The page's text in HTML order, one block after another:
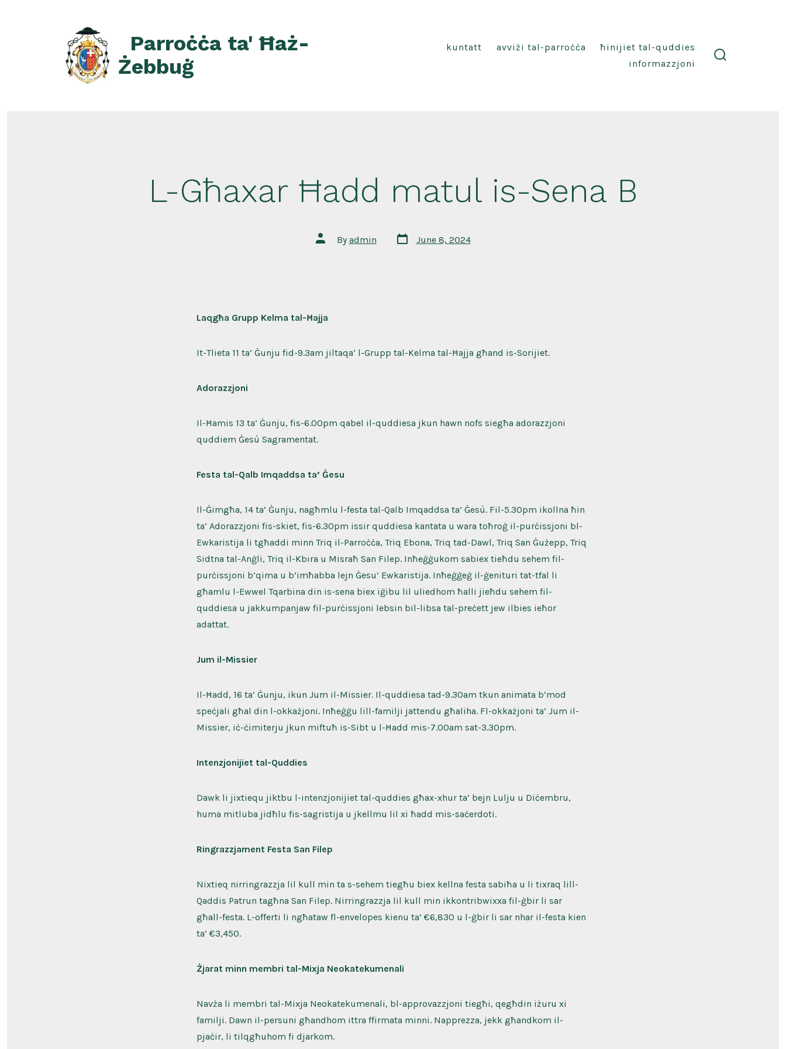
Parroċċa ta' Ħaż-
Żebbuġ
kuntatt avviżi tal-parroċċa
ħinijiet tal-quddies
informazzjoni
L-Għaxar Ħadd matul is-Sena B
Post
author
Byadmin
Post
date
June 8, 2024
Laqgħa Grupp Kelma tal-Ħajja
It-Tlieta 11 ta’ Ġunju fid-9.3am jiltaqa’ l-Grupp tal-Kelma tal-Ħajja għand is-Sorijiet.
Adorazzjoni
Il-Ħamis 13 ta’ Ġunju, fis-6.00pm qabel il-quddiesa jkun hawn nofs siegħa adorazzjoni
quddiem Ġesù Sagramentat.
Festa tal-Qalb Imqaddsa ta’ Ġesu
Il-Ġimgħa, 14 ta’ Ġunju, nagħmlu l-festa tal-Qalb Imqaddsa ta’ Ġesù. Fil-5.30pm ikollna ħin
ta’ Adorazzjoni fis-skiet, fis-6.30pm issir quddiesa kantata u wara toħroġ il-purċissjoni bl-
Ewkaristija li tgħaddi minn Triq il-Parroċċa, Triq Ebona, Triq tad-Dawl, Triq San Ġużepp, Triq
Sidtna tal-Anġli, Triq il-Kbira u Misraħ San Filep. Inħeġġukom sabiex tieħdu sehem fil-
purċissjoni b’qima u b’imħabba lejn Ġesu’ Ewkaristija. Inħeġġeġ il-ġenituri tat-tfal li
għamlu l-Ewwel Tqarbina din is-sena biex iġibu lil uliedhom ħalli jieħdu sehem fil-
quddiesa u jakkumpanjaw fil-purċissjoni lebsin bil-libsa tal-preċett jew ilbies ieħor
adattat.
Jum il-Missier
Il-Ħadd, 16 ta’ Ġunju, ikun Jum il-Missier. Il-quddiesa tad-9.30am tkun animata b’mod
speċjali għal din l-okkażjoni. Inħeġġu lill-familji jattendu għaliha. Fl-okkażjoni ta’ Jum il-
Missier, iċ-ċimiterju jkun miftuħ is-Sibt u l-Ħadd mis-7.00am sat-3.30pm.
Intenzjonijiet tal-Quddies
Dawk li jixtiequ jiktbu l-intenzjonijiet tal-quddies għax-xhur ta’ bejn Lulju u Diċembru,
huma mitluba jidħlu fis-sagristija u jkellmu lil xi ħadd mis-saċerdoti.
Ringrazzjament Festa San Filep
Nixtieq nirringrazzja lil kull min ta s-sehem tiegħu biex kellna festa sabiħa u li tixraq lill-
Qaddis Patrun tagħna San Filep. Nirringrazzja lil kull min ikkontribwixxa fil-ġbir li sar
għall-festa. L-offerti li ngħataw fl-envelopes kienu ta’ €6,830 u l-ġbir li sar nhar il-festa kien
ta’ €3,450.
Żjarat minn membri tal-Mixja Neokatekumenali
Navża li membri tal-Mixja Neokatekumenali, bl-approvazzjoni tiegħi, qegħdin iżuru xi
familji. Dawn il-persuni għandhom ittra ffirmata minni. Napprezza, jekk għandkom il-
pjaċir, li tilqgħuhom fi djarkom.